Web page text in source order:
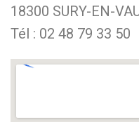
18300 SURY-EN-
Tél : 02 48 79 33 50